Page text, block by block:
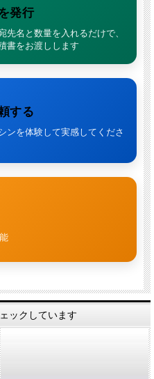
発行
先名と数量を入れるだけで、
書をお渡しします
する
ンを体験して実感してくださ
ックしています